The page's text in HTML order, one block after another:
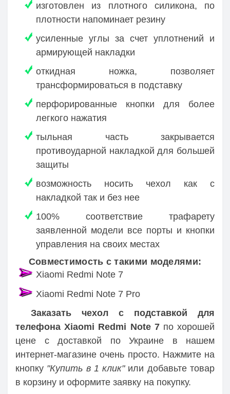
изготовлен из плотного силикона, по
плотности напоминает резину
усиленные углы за счет уплотнений и
армирующей накладки
откидная ножка, позволяет
трансформироваться в подставку
перфорированные кнопки для более
легкого нажатия
тыльная часть закрывается
противоударной накладкой для большей
защиты
возможность носить чехол как с
накладкой так и без нее
100% соответствие трафарету
заявленной модели все порты и кнопки
управления на своих местах
Совместимость с такими моделями:
Xiaomi Redmi Note 7
Xiaomi Redmi Note 7 Pro
Заказать чехол с подставкой для
телефона Xiaomi Redmi Note 7по хорошей
цене c доставкой по Украине в нашем
интернет-магазине очень просто. Нажмите на
кнопку "Купить в 1 клик"или добавьте товар
в корзину и оформите заявку на покупку.